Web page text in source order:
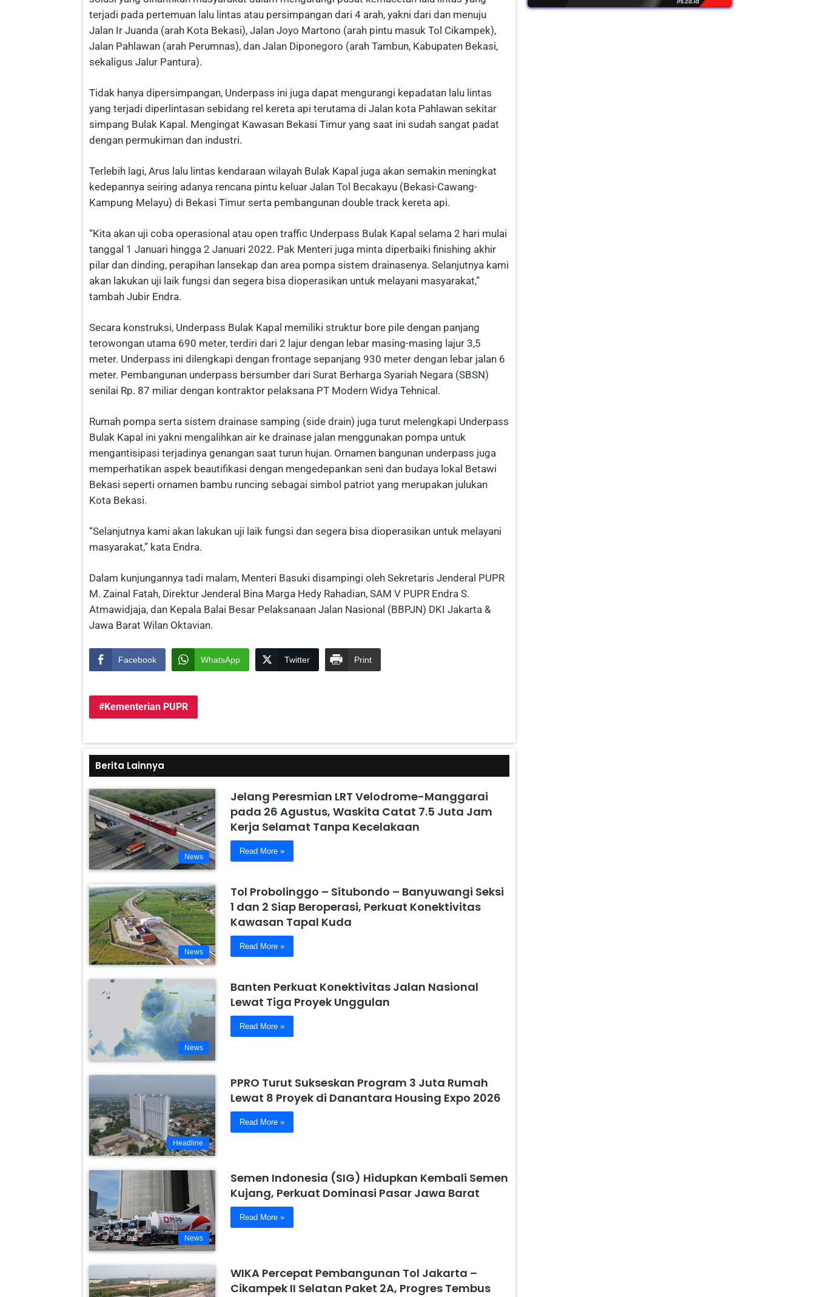
terjadi pada pertemuan lalu lintas atau persimpangan dari 4 arah, yakni dari dan menuju
Jalan Ir Juanda (arah Kota Bekasi), Jalan Joyo Martono (arah pintu masuk Tol Cikampek),
Jalan Pahlawan (arah Perumnas), dan Jalan Diponegoro (arah Tambun, Kabupaten Bekasi,
sekaligus Jalur Pantura).
Tidak hanya dipersimpangan, Underpass ini juga dapat mengurangi kepadatan lalu lintas
yang terjadi diperlintasan sebidang rel kereta api terutama di Jalan kota Pahlawan sekitar
simpang Bulak Kapal. Mengingat Kawasan Bekasi Timur yang saat ini sudah sangat padat
dengan permukiman dan industri.
Terlebih lagi, Arus lalu lintas kendaraan wilayah Bulak Kapal juga akan semakin meningkat
kedepannya seiring adanya rencana pintu keluar Jalan Tol Becakayu (Bekasi-Cawang-
Kampung Melayu) di Bekasi Timur serta pembangunan double track kereta api.
“Kita akan uji coba operasional atau open traffic Underpass Bulak Kapal selama 2 hari mulai
tanggal 1 Januari hingga 2 Januari 2022. Pak Menteri juga minta diperbaiki finishing akhir
pilar dan dinding, perapihan lansekap dan area pompa sistem drainasenya. Selanjutnya kami
akan lakukan uji laik fungsi dan segera bisa dioperasikan untuk melayani masyarakat,”
tambah Jubir Endra.
Secara konstruksi, Underpass Bulak Kapal memiliki struktur bore pile dengan panjang
terowongan utama 690 meter, terdiri dari 2 lajur dengan lebar masing-masing lajur 3,5
meter. Underpass ini dilengkapi dengan frontage sepanjang 930 meter dengan lebar jalan 6
meter. Pembangunan underpass bersumber dari Surat Berharga Syariah Negara (SBSN)
senilai Rp. 87 miliar dengan kontraktor pelaksana PT Modern Widya Tehnical.
Rumah pompa serta sistem drainase samping (side drain) juga turut melengkapi Underpass
Bulak Kapal ini yakni mengalihkan air ke drainase jalan menggunakan pompa untuk
mengantisipasi terjadinya genangan saat turun hujan. Ornamen bangunan underpass juga
memperhatikan aspek beautifikasi dengan mengedepankan seni dan budaya lokal Betawi
Bekasi seperti ornamen bambu runcing sebagai simbol patriot yang merupakan julukan
Kota Bekasi.
“Selanjutnya kami akan lakukan uji laik fungsi dan segera bisa dioperasikan untuk melayani
masyarakat,” kata Endra.
Dalam kunjungannya tadi malam, Menteri Basuki disampingi oleh Sekretaris Jenderal PUPR
M. Zainal Fatah, Direktur Jenderal Bina Marga Hedy Rahadian, SAM V PUPR Endra S.
Atmawidjaja, dan Kepala Balai Besar Pelaksanaan Jalan Nasional (BBPJN) DKI Jakarta &
Jawa Barat Wilan Oktavian.
Facebook WhatsApp Twitter Print
Kementerian PUPR
Berita Lainnya
News
Jelang Peresmian LRT Velodrome-Manggarai
pada 26 Agustus, Waskita Catat 7.5 Juta Jam
Kerja Selamat Tanpa Kecelakaan
Read More »
News
Tol Probolinggo – Situbondo – Banyuwangi Seksi
1 dan 2 Siap Beroperasi, Perkuat Konektivitas
Kawasan Tapal Kuda
Read More »
News
Banten Perkuat Konektivitas Jalan Nasional
Lewat Tiga Proyek Unggulan
Read More »
Headline
PPRO Turut Sukseskan Program 3 Juta Rumah
Lewat 8 Proyek di Danantara Housing Expo 2026
Read More »
News
Semen Indonesia (SIG) Hidupkan Kembali Semen
Kujang, Perkuat Dominasi Pasar Jawa Barat
Read More »
WIKA Percepat Pembangunan Tol Jakarta –
Cikampek II Selatan Paket 2A, Progres Tembus